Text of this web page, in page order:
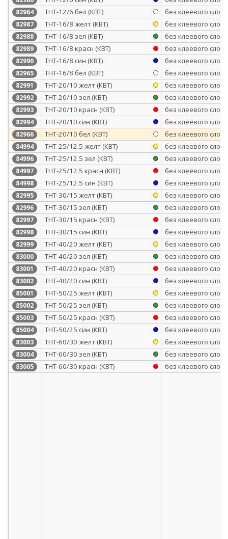
82964 ТНТ-12/6 бел (КВТ) без клеевого слоя
82987 ТНТ-16/8 желт (КВТ) без клеевого слоя
82988 ТНТ-16/8 зел (КВТ) без клеевого слоя
82989 ТНТ-16/8 красн (КВТ) без клеевого слоя
82990 ТНТ-16/8 син (КВТ) без клеевого слоя
82965 ТНТ-16/8 бел (КВТ) без клеевого слоя
82991 ТНТ-20/10 желт (КВТ) без клеевого слоя
82992 ТНТ-20/10 зел (КВТ) без клеевого слоя
82993 ТНТ-20/10 красн (КВТ) без клеевого слоя
82994 ТНТ-20/10 син (КВТ) без клеевого слоя
82966 ТНТ-20/10 бел (КВТ) без клеевого слоя
84994 ТНТ-25/12.5 желт (КВТ) без клеевого слоя
84996 ТНТ-25/12.5 зел (КВТ) без клеевого слоя
84997 ТНТ-25/12.5 красн (КВТ) без клеевого слоя
84998 ТНТ-25/12.5 син (КВТ) без клеевого слоя
82995 ТНТ-30/15 желт (КВТ) без клеевого слоя
82996 ТНТ-30/15 зел (КВТ) без клеевого слоя
82997 ТНТ-30/15 красн (КВТ) без клеевого слоя
82998 ТНТ-30/15 син (КВТ) без клеевого слоя
82999 ТНТ-40/20 желт (КВТ) без клеевого слоя
83000 ТНТ-40/20 зел (КВТ) без клеевого слоя
83001 ТНТ-40/20 красн (КВТ) без клеевого слоя
83002 ТНТ-40/20 син (КВТ) без клеевого слоя
85001 ТНТ-50/25 желт (КВТ) без клеевого слоя
85002 ТНТ-50/25 зел (КВТ) без клеевого слоя
85003 ТНТ-50/25 красн (КВТ) без клеевого слоя
85004 ТНТ-50/25 син (КВТ) без клеевого слоя
83003 ТНТ-60/30 желт (КВТ) без клеевого слоя
83004 ТНТ-60/30 зел (КВТ) без клеевого слоя
83005 ТНТ-60/30 красн (КВТ) без клеевого слоя